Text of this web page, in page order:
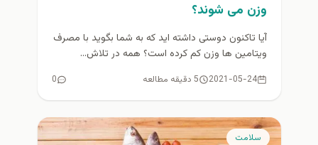
وزن می شوند؟
آیا تاکنون دوستی داشته اید که به شما بگوید با مصرف
ویتامین ها وزن کم کرده است؟ همه در تلاش...
2021-05-24 5 دقیقه مطالعه 0
سلامت